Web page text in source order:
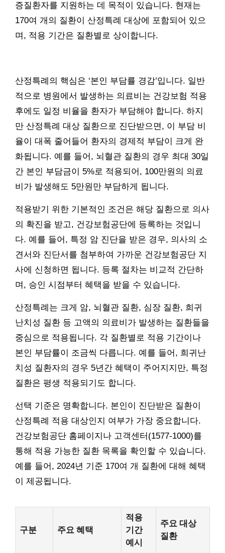
증질환자를 지원하는 데 목적이 있습니다. 현재는
170여 개의 질환이 산정특례 대상에 포함되어 있으
며, 적용 기간은 질환별로 상이합니다.
산정특례의 핵심은 ‘본인 부담률 경감’입니다. 일반
적으로 병원에서 발생하는 의료비는 건강보험 적용
후에도 일정 비율을 환자가 부담해야 합니다. 하지
만 산정특례 대상 질환으로 진단받으면, 이 부담 비
율이 대폭 줄어들어 환자의 경제적 부담이 크게 완
화됩니다. 예를 들어, 뇌혈관 질환의 경우 최대 30일
간 본인 부담금이 5%로 적용되어, 100만원의 의료
비가 발생해도 5만원만 부담하게 됩니다.
적용받기 위한 기본적인 조건은 해당 질환으로 의사
의 확진을 받고, 건강보험공단에 등록하는 것입니
다. 예를 들어, 특정 암 진단을 받은 경우, 의사의 소
견서와 진단서를 첨부하여 가까운 건강보험공단 지
사에 신청하면 됩니다. 등록 절차는 비교적 간단하
며, 승인 시점부터 혜택을 받을 수 있습니다.
산정특례는 크게 암, 뇌혈관 질환, 심장 질환, 희귀
난치성 질환 등 고액의 의료비가 발생하는 질환들을
중심으로 적용됩니다. 각 질환별로 적용 기간이나
본인 부담률이 조금씩 다릅니다. 예를 들어, 희귀난
치성 질환자의 경우 5년간 혜택이 주어지지만, 특정
질환은 평생 적용되기도 합니다.
선택 기준은 명확합니다. 본인이 진단받은 질환이
산정특례 적용 대상인지 여부가 가장 중요합니다.
건강보험공단 홈페이지나 고객센터(1577-1000)를
통해 적용 가능한 질환 목록을 확인할 수 있습니다.
예를 들어, 2024년 기준 170여 개 질환에 대해 혜택
이 제공됩니다.
구분 주요 혜택
적용
기간
예시
주요 대상
질환